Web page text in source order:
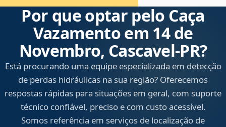
Por que optar pelo Caça
Vazamento em 14 de
Novembro, Cascavel‑PR?
Está procurando uma equipe especializada em detecção
de perdas hidráulicas na sua região? Oferecemos
respostas rápidas para situações em geral, com suporte
técnico confiável, preciso e com custo acessível.
Somos referência em serviços de localização de